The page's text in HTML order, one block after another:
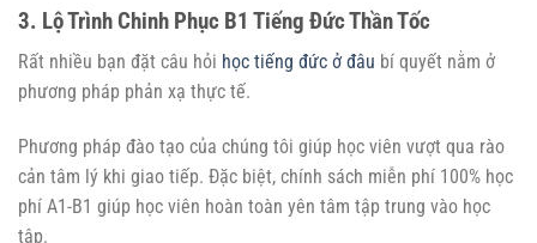
3. Lộ Trình Chinh Phục B1 Tiếng Đức Thần Tốc
Rất nhiều bạn đặt câu hỏi học tiếng đức ở đâu bí quyết nằm ở
phương pháp phản xạ thực tế.
Phương pháp đào tạo của chúng tôi giúp học viên vượt qua rào
cản tâm lý khi giao tiếp. Đặc biệt, chính sách miễn phí 100% học
phí A1-B1 giúp học viên hoàn toàn yên tâm tập trung vào học
tập.